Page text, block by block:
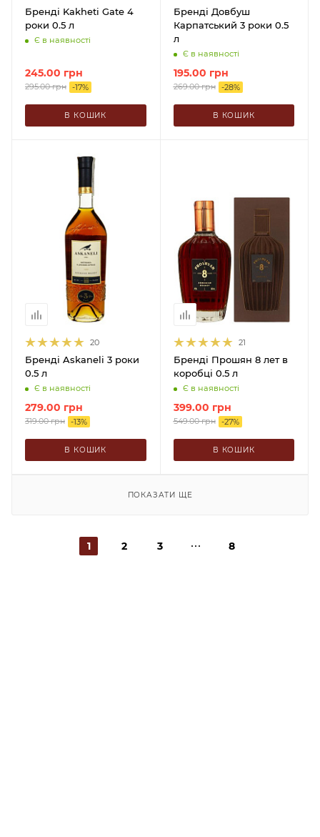
Бренді Kakheti Gate 4
роки 0.5 л
Є в наявності
245.00 грн
295.00грн -17%
В КОШИК
Бренді Довбуш
Карпатський 3 роки 0.5
л
Є в наявності
195.00 грн
269.00грн -28%
В КОШИК
20
Бренді Askaneli 3 роки
0.5 л
Є в наявності
279.00 грн
319.00грн -13%
В КОШИК
21
Бренді Прошян 8 лет в
коробці 0.5 л
Є в наявності
399.00 грн
549.00грн -27%
В КОШИК
ПОКАЗАТИ ЩЕ
1 2 3 8